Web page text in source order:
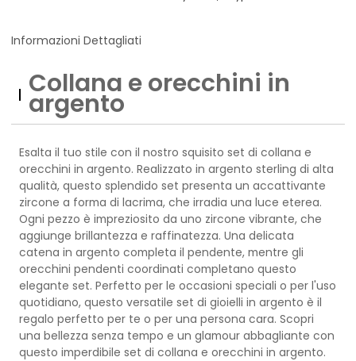
Informazioni Dettagliati
Collana e orecchini in
argento
Esalta il tuo stile con il nostro squisito set di collana e
orecchini in argento. Realizzato in argento sterling di alta
qualità, questo splendido set presenta un accattivante
zircone a forma di lacrima, che irradia una luce eterea.
Ogni pezzo è impreziosito da uno zircone vibrante, che
aggiunge brillantezza e raffinatezza. Una delicata
catena in argento completa il pendente, mentre gli
orecchini pendenti coordinati completano questo
elegante set. Perfetto per le occasioni speciali o per l'uso
quotidiano, questo versatile set di gioielli in argento è il
regalo perfetto per te o per una persona cara. Scopri
una bellezza senza tempo e un glamour abbagliante con
questo imperdibile set di collana e orecchini in argento.